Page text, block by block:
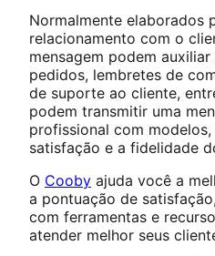
Normalmente elaborados
relacionamento com o
mensagem podem
pedidos, lembretes de
de suporte ao cliente,
podem transmitir uma
profissional com
satisfação e a fidelidade
O Cooby ajuda você a
a pontuação de
com ferramentas e
atender melhor seus